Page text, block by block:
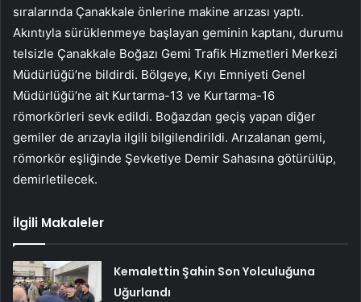
sıralarında Çanakkale önlerine makine arızası yaptı.
Akıntıyla sürüklenmeye başlayan geminin kaptanı, durumu
telsizle Çanakkale Boğazı Gemi Trafik Hizmetleri Merkezi
Müdürlüğü’ne bildirdi. Bölgeye, Kıyı Emniyeti Genel
Müdürlüğü’ne ait Kurtarma-13 ve Kurtarma-16
römorkörleri sevk edildi. Boğazdan geçiş yapan diğer
gemiler de arızayla ilgili bilgilendirildi. Arızalanan gemi,
römorkör eşliğinde Şevketiye Demir Sahasına götürülüp,
demirletilecek.
İlgili Makaleler
Kemalettin Şahin Son Yolculuğuna
Uğurlandı